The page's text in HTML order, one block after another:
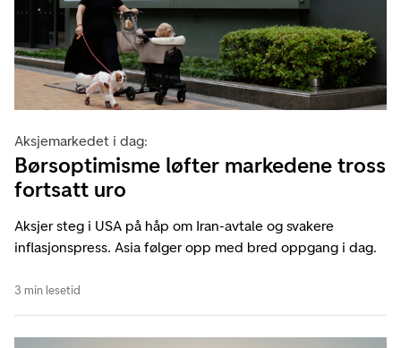
Aksjemarkedet i dag:
Børsoptimisme løfter markedene tross
fortsatt uro
Aksjer steg i USA på håp om Iran-avtale og svakere
inflasjonspress. Asia følger opp med bred oppgang i dag.
3 min lesetid